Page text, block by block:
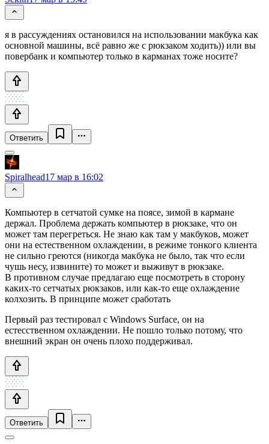
я в рассуждениях остановился на использовании макбука как
основной машины, всё равно же с рюкзаком ходить)) или вы
повербанк и компьютер только в карманах тоже носите?
Ответить
Spiralhead17 мар в 16:02
Компьютер в сетчатой сумке на поясе, зимой в кармане
держал. Проблема держать компьютер в рюкзаке, что он
может там перегреться. Не знаю как там у макбуков, может
они на естественном охлаждении, в режиме тонкого клиента
не сильно греются (никогда макбука не было, так что если
чушь несу, извините) то может и выживут в рюкзаке.
В противном случае предлагаю еще посмотреть в сторону
каких-то сетчатых рюкзаков, или как-то еще охлаждение
колхозить. В принципе может сработать
Первый раз тестировал с Windows Surface, он на
естесственном охлаждении. Не пошло только потому, что
внешний экран он очень плохо поддерживал.
Ответить